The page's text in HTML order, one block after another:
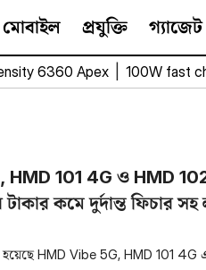
মোবাইল প্রযুক্তি গ্যাজেট
6360 Apex 100W fast
HMD 101 4G ও HMD
কমে দুর্দান্ত ফিচার সহ
হয়েছে HMD Vibe 5G, HMD 101 4G